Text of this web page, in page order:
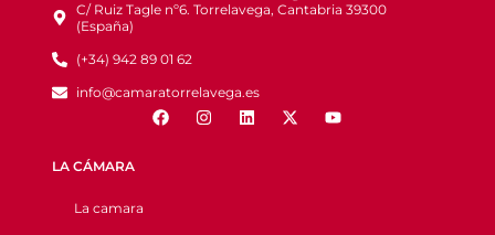
C/ Ruiz Tagle nº6. Torrelavega, Cantabria 39300
(España)
(+34) 942 89 01 62
info@camaratorrelavega.es
LA CÁMARA
La camara